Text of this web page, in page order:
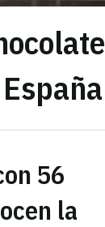
56
la